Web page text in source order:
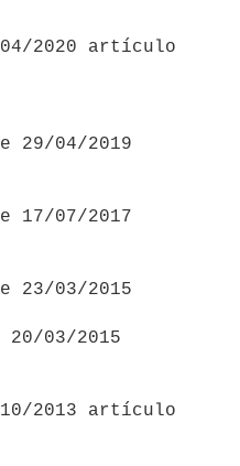
29/04/2019
17/07/2017
23/03/2015
20/03/2015